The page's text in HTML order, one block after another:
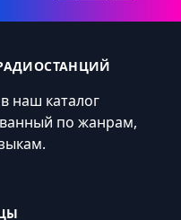
РАДИОСТАНЦИЙ
наш каталог
по жанрам,